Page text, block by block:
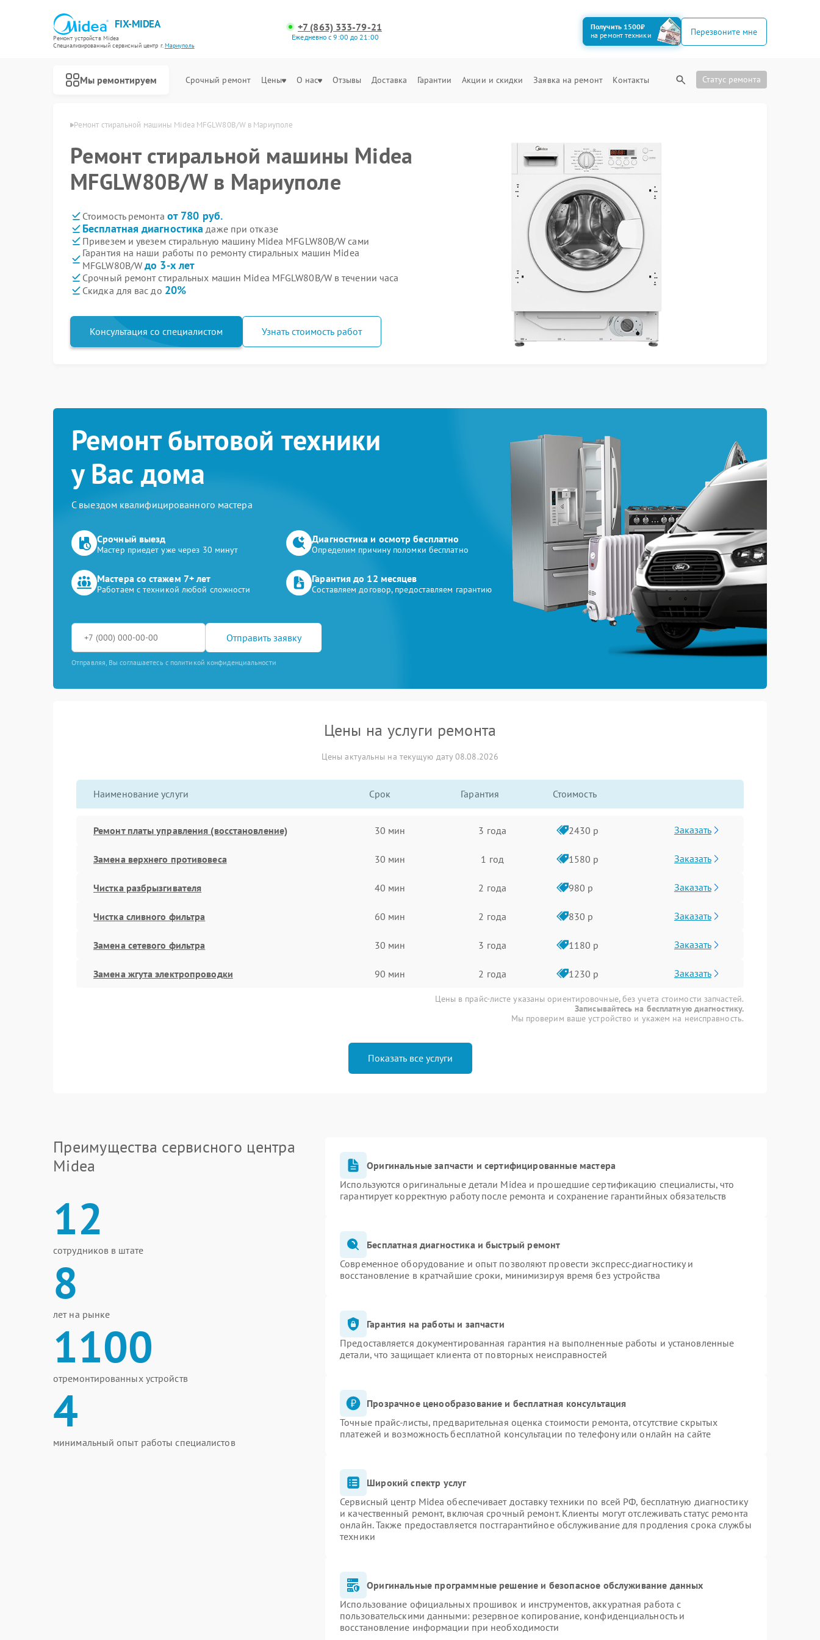
FIX-MIDEA
Ремонт устройств Midea
Специализированный cервисный центр г.Мариуполь
+7 (863) 333-79-21
Ежедневно с 9:00 до 21:00
Получить 1500₽
на ремонт техники
Перезвоните мне
Мы ремонтируем Срочный ремонт Цены О нас Отзывы Доставка Гарантии Акции и скидки Заявка на ремонт Контакты Статус ремонта
Ремонт стиральной машины Midea MFGLW80B/W в Мариуполе
Ремонт стиральной машины Midea
MFGLW80B/W в Мариуполе
Стоимость ремонта от 780 руб.
Бесплатная диагностика даже при отказе
Привезем и увезем стиральную машину Midea MFGLW80B/W сами
Гарантия на наши работы по ремонту стиральных машин Midea
MFGLW80B/Wдо 3-х лет
Срочный ремонт стиральных машин Midea MFGLW80B/W в течении часа
Скидка для вас до 20%
Консультация со специалистом Узнать стоимость работ
Ремонт бытовой техники
у Вас дома
С выездом квалифицированного мастера
Срочный выезд
Мастер приедет уже через 30 минут
Диагностика и осмотр бесплатно
Определим причину поломки бесплатно
Мастера со стажем 7+ лет
Работаем с техникой любой сложности
Гарантия до 12 месяцев
Составляем договор, предоставляем гарантию
Отправить заявку
Отправляя, Вы соглашаетесь с политикой конфиденциальности
Цены на услуги ремонта
Цены актуальны на текущую дату 08.08.2026
Наименование услуги Срок Гарантия Стоимость
Ремонт платы управления (восстановление) 30 мин 3 года 2430 р Заказать
Замена верхнего противовеса 30 мин 1 год 1580 р Заказать
Чистка разбрызгивателя 40 мин 2 года 980 р Заказать
Чистка сливного фильтра 60 мин 2 года 830 р Заказать
Замена сетевого фильтра 30 мин 3 года 1180 р Заказать
Замена жгута электропроводки 90 мин 2 года 1230 р Заказать
Цены в прайс-листе указаны ориентировочные, без учета стоимости запчастей.
Записывайтесь на бесплатную диагностику.
Мы проверим ваше устройство и укажем на неисправность.
Показать все услуги
Преимущества сервисного центра
Midea
12
сотрудников в штате
8
лет на рынке
1100
отремонтированных устройств
4
минимальный опыт работы специалистов
Оригинальные запчасти и сертифицированные мастера
Используются оригинальные детали Midea и прошедшие сертификацию специалисты, что
гарантирует корректную работу после ремонта и сохранение гарантийных обязательств
Бесплатная диагностика и быстрый ремонт
Современное оборудование и опыт позволяют провести экспресс-диагностику и
восстановление в кратчайшие сроки, минимизируя время без устройства
Гарантия на работы и запчасти
Предоставляется документированная гарантия на выполненные работы и установленные
детали, что защищает клиента от повторных неисправностей
Прозрачное ценообразование и бесплатная консультация
Точные прайс-листы, предварительная оценка стоимости ремонта, отсутствие скрытых
платежей и возможность бесплатной консультации по телефону или онлайн на сайте
Широкий спектр услуг
Сервисный центр Midea обеспечивает доставку техники по всей РФ, бесплатную диагностику
и качественный ремонт, включая срочный ремонт. Клиенты могут отслеживать статус ремонта
онлайн. Также предоставляется постгарантийное обслуживание для продления срока службы
техники
Оригинальные программные решение и безопасное обслуживание данных
Использование официальных прошивок и инструментов, аккуратная работа с
пользовательскими данными: резервное копирование, конфиденциальность и
восстановление информации при необходимости